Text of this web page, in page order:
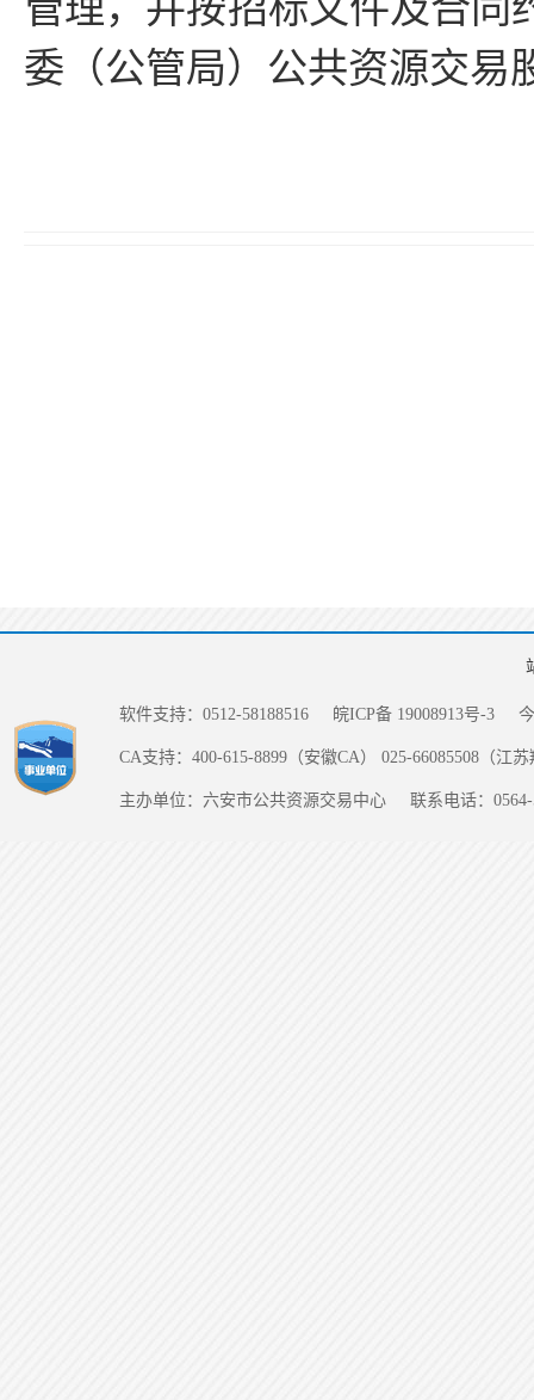
管理，并按招标文件及合同
委（公管局）公共资源交易
软件支持：0512-58188516 皖ICP备 19008913号-3
CA支持：400-615-8899（安徽CA） 025-66085508（江
主办单位：六安市公共资源交易中心 联系电话：0564-